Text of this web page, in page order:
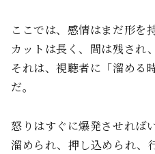
ここでは、感情はまだ形を
カットは長く、間は残され
それは、視聴者に「溜める
だ。
怒りはすぐに爆発させれば
溜められ、押し込められ、